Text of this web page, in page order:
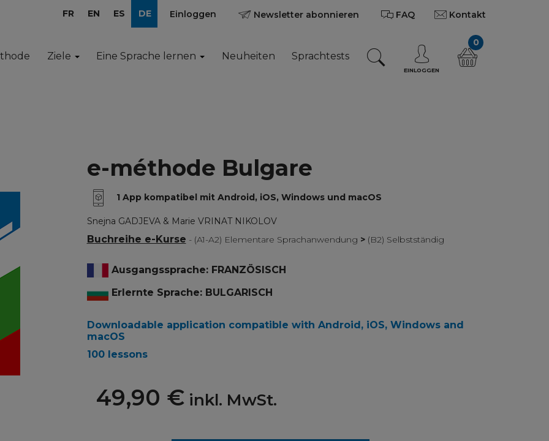
FR EN ES DE Einloggen Newsletter abonnieren FAQ Kontakt
Ziele Eine Sprache lernen Neuheiten Sprachtests
EINLOGGEN
0
e-méthode Bulgare
1 App kompatibel mit Android, iOS, Windows und macOS
Snejna GADJEVA & Marie VRINAT NIKOLOV
Buchreihe e-Kurse - (A1-A2) Elementare Sprachanwendung >(B2) Selbstständig
Ausgangssprache: FRANZÖSISCH
Erlernte Sprache: BULGARISCH
Downloadable application compatible with Android, iOS, Windows and
macOS
100 lessons
49,90 €inkl. MwSt.